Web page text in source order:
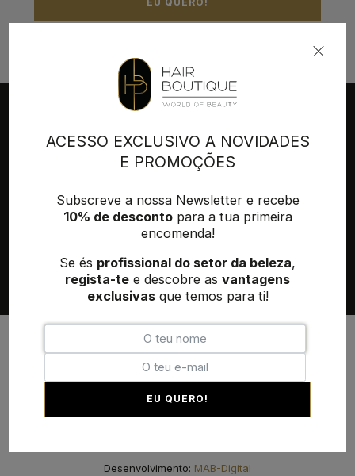
FORNECEDORES
Políticas de privacidade Contactos
+351 215 854 942
(Chamada para rede fixa nacional)
geral@hairboutique.pt
Desenvolvimento: MAB-Digital
ACESSO EXCLUSIVO A NOVIDADES
E PROMOÇÕES
Subscreve a nossa Newsletter e recebe
10% de descontopara a tua primeira
encomenda!
Se és profissional do setor da beleza,
regista-te e descobre as vantagens
exclusivasque temos para ti!
EU QUERO!